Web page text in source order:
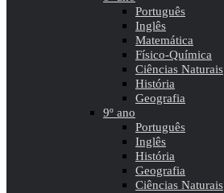
Português
Inglês
Matemática
Físico-Química
Ciências Naturais
História
Geografia
9º ano
Português
Inglês
História
Geografia
Ciências Naturais